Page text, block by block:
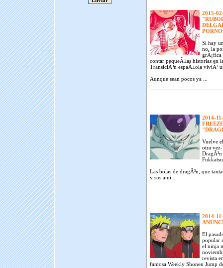
2015-
Si hay
no, la
grÃ¡fica
contar pequeÃ±as historias en
TransiciÃ³n espaÃ±ola viviÃ³
Aunque sean pocos ya ...
2014-
Vuelve
otra
Las bolas de dragÃ³n, que
y sus ami...
2014-
El
popular
el ninja
revista
famosa Weekly Shonen Jump